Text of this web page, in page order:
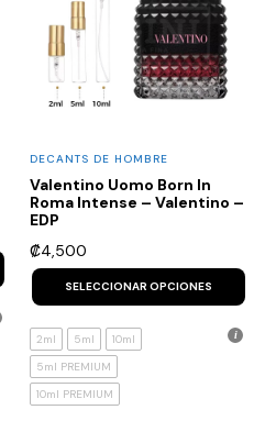
This
product
multiple
variants.
options
may
chosen
DECANTS DE HOMBRE
Valentino Uomo Born In
Roma Intense – Valentino –
EDP
₡4,500
SELECCIONAR OPCIONES
2ml 5ml
10ml
5ml PREMIUM
10ml PREMIUM